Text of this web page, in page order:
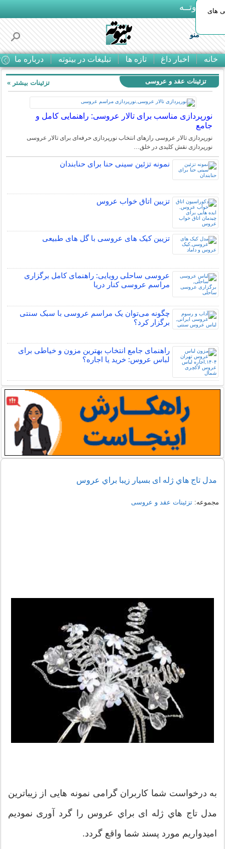
بـیتوتــه
منو
خانه اخبار داغ تازه ها تبلیغات در بیتوته درباره ما
های
تزئینات عقد و عروسی
نورپردازی مناسب برای تالار عروسی: راهنمایی کامل و
جامع
نورپردازی تالار عروسی رازهای انتخاب نورپردازی حرفه‌ای برای تالار عروسی
نورپردازی نقش کلیدی در خلق…
نمونه تزئین سینی حنا برای حنابندان
تزیین اتاق خواب عروس
تزیین کیک های عروسی با گل های طبیعی
عروسی ساحلی رویایی: راهنمای کامل برگزاری
مراسم عروسی کنار دریا
چگونه می‌توان یک مراسم عروسی با سبک سنتی
برگزار کرد؟
راهنمای جامع انتخاب بهترین مزون و خیاطی برای
لباس عروس: خرید یا اجاره؟
تزئینات بیشتر »
مدل تاج هاي ژله ای بسيار زيبا براي عروس
مجموعه:تزئینات عقد و عروسی
به درخواست شما کاربران گرامی نمونه هایی از زیباترین
مدل تاج هاي ژله ای براي عروس را گرد آوری نمودیم
امیدواریم مورد پسند شما واقع گردد.